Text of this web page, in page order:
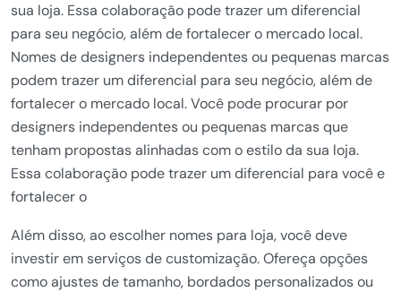
sua loja. Essa colaboração pode trazer um diferencial
para seu negócio, além de fortalecer o mercado local.
Nomes de designers independentes ou pequenas marcas
podem trazer um diferencial para seu negócio, além de
fortalecer o mercado local. Você pode procurar por
designers independentes ou pequenas marcas que
tenham propostas alinhadas com o estilo da sua loja.
Essa colaboração pode trazer um diferencial para você e
fortalecer o
Além disso, ao escolher nomes para loja, você deve
investir em serviços de customização. Ofereça opções
como ajustes de tamanho, bordados personalizados ou